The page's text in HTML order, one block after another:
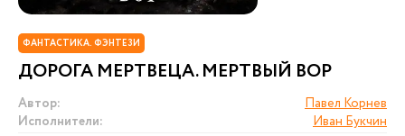
ФАНТАСТИКА. ФЭНТЕЗИ
ДОРОГА МЕРТВЕЦА. МЕРТВЫЙ ВОР
Автор:
Павел Корнев
Исполнители:
Иван Букчин